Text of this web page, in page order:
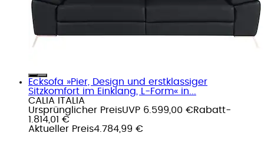
Ecksofa »Pier, Design und erstklassiger
Sitzkomfort im Einklang, L-Form« in...
CALIA ITALIA
Ursprünglicher PreisUVP 6.599,00 €Rabatt-
1.814,01 €
Aktueller Preis4.784,99 €